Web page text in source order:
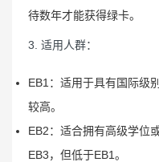
待数年才能获得绿卡。
3. 适用人群：
EB1：适用于具有国际级
较高。
EB2：适合拥有高级学位
EB3，但低于EB1。